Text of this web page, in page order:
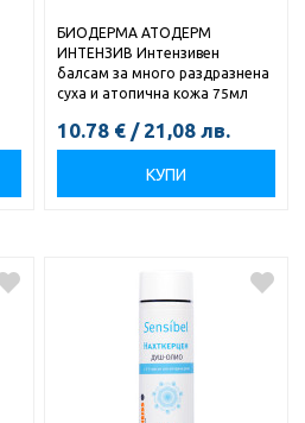
БИОДЕРМА АТОДЕРМ
ИНТЕНЗИВ Интензивен
балсам за много раздразнена
суха и атопична кожа 75мл
10.78 € / 21,08 лв.
КУПИ